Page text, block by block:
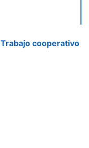
Trabajo cooperativo